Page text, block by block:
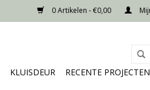
0 Artikelen - €0,00
KLUISDEUR RECENTE PROJECTEN